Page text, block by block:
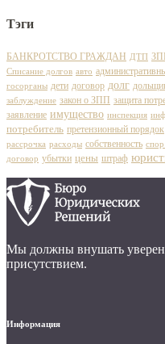
Тэги
БАНКРОТСТВО ГРАЖДАН ДТП
Списание долгов авто
госорганы дети договор долг
заблуждение закон о ЗПП защита
заявление имущество инспекция
потребитель претензионный порядок
рассрочка расходы собственность
договор убытки цены штраф
Мы должны внушать
присутствием.
Информация